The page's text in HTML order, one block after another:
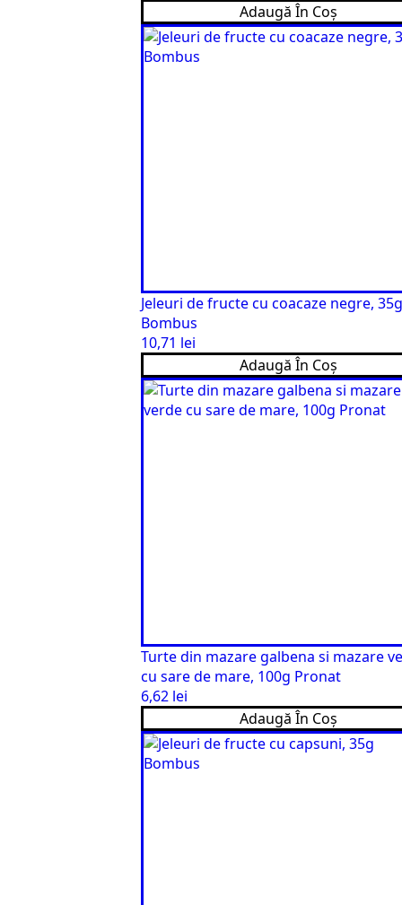
Adaugă În Coș
Jeleuri de fructe cu coacaze negre, 35g
Bombus
10,71 lei
Adaugă În Coș
Turte din mazare galbena si mazare
cu sare de mare, 100g Pronat
6,62 lei
Adaugă În Coș